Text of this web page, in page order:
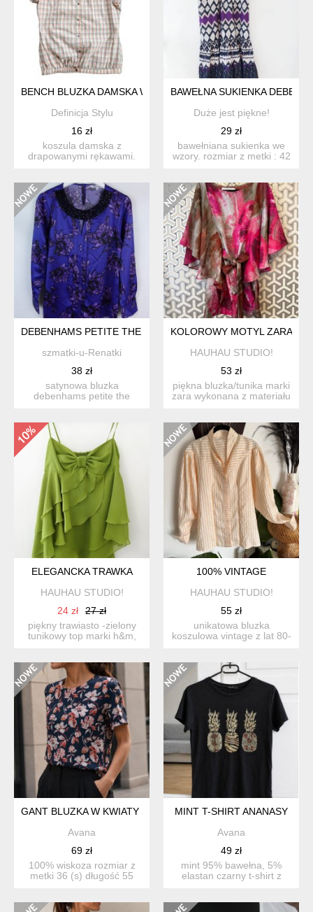
BENCH BLUZKA DAMSKA W PASTELOWĄ KRATKĘ
Definicja Stylu
16 zł
koszula damska z
drapowanymi rękawami.
BAWEŁNA SUKIENKA
Duże jest piękne!
29 zł
bawełniana sukienka we
wzory. rozmiar z metki : 42
DEBENHAMS PETITE THE COLLECTION SATYNOWA BLUZKA
szmatki-u-Renatki
38 zł
satynowa bluzka
debenhams petite the
KOLOROWY MOTYL ZARA
HAUHAU STUDIO!
53 zł
piękna bluzka/tunika marki
zara wykonana z materiału
ELEGANCKA TRAWKA
HAUHAU STUDIO!
24 zł
27 zł
piękny trawiasto -zielony
tunikowy top marki h&m,
100% VINTAGE
HAUHAU STUDIO!
55 zł
unikatowa bluzka
koszulowa vintage z lat 80-
GANT BLUZKA W KWIATY S
Avana
69 zł
100% wiskoza rozmiar z
metki 36 (s) długość 55
MINT T-SHIRT ANANASY
Avana
49 zł
mint 95% bawełna, 5%
elastan czarny t-shirt z